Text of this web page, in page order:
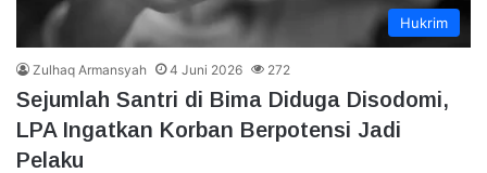
Hukrim
Zulhaq Armansyah 4 Juni 2026 272
Sejumlah Santri di Bima Diduga Disodomi,
LPA Ingatkan Korban Berpotensi Jadi
Pelaku